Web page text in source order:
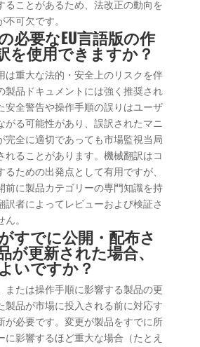
ることがあるため、法改正の動向を
可欠です。
必要なEU言語版の作
を使用できますか？
は重大な法的・安全上のリスクを伴
製品ドキュメントには強く推奨され
安全警告や操作手順の誤りはユーザ
がる可能性があり、誤訳されたマニ
完全に適切であっても市場監視当局
れることがあります。機械翻訳はコ
るための出発点として有用ですが、
前に製品カテゴリーの専門知識を持
訳者によってレビューおよび検証さ
。
すでに公開・配布さ
が更新された場合、
いですか？
または操作手順に影響する製品の更
製品が市場に投入される前に対応す
が必要です。変更が製品をすでに所
に影響するほど重大な場合（たとえ